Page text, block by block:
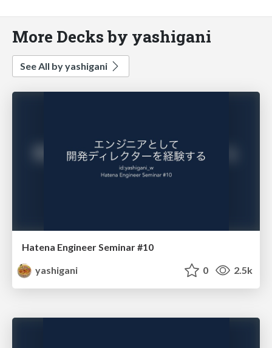
More Decks by yashigani
See All by yashigani
Hatena Engineer Seminar #10
yashigani
0 2.5k